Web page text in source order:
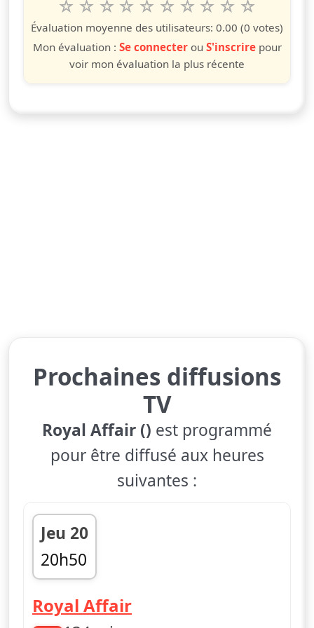
questo spettacolo da 1 a 10 étoiles
10
étoiles
9
étoiles
8
étoiles
7
étoiles
6
étoiles
5
étoiles
4
étoiles
3
étoiles
2
étoiles
étoile
Évaluation moyenne des utilisateurs: 0.00 (0 votes)
Mon évaluation : Se connecterou S'inscrirepour
voir mon évaluation la plus récente
Prochaines diffusions
TV
Royal Affair () est programmé
pour être diffusé aux heures
suivantes :
Jeu 20
20h50
23h04
Royal Affair